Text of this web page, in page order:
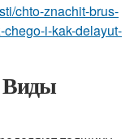
chto-znachit-brus-
i-kak-delayut-
Виды